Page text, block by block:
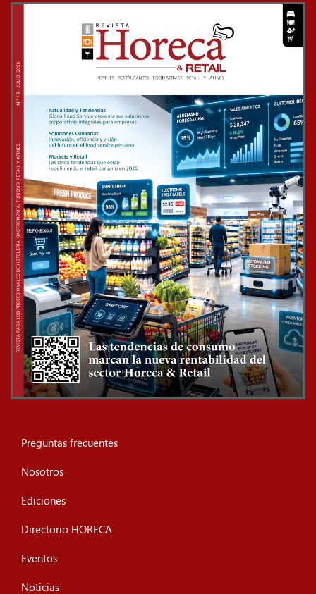
Preguntas frecuentes
Nosotros
Ediciones
Directorio HORECA
Eventos
Noticias